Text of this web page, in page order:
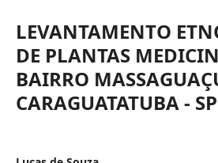
LEVANTAMENTO
DE PLANTAS
BAIRRO
CARAGUATATUBA - SP